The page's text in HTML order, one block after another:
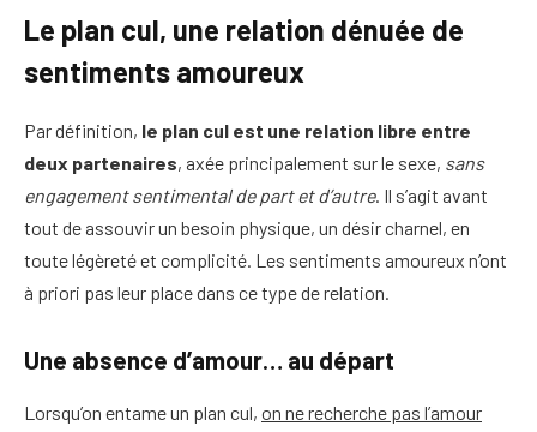
Le plan cul, une relation dénuée de
sentiments amoureux
Par définition, le plan cul est une relation libre entre
deux partenaires, axée principalement sur le sexe, sans
engagement sentimental de part et d’autre. Il s’agit avant
tout de assouvir un besoin physique, un désir charnel, en
toute légèreté et complicité. Les sentiments amoureux n’ont
à priori pas leur place dans ce type de relation.
Une absence d’amour… au départ
Lorsqu’on entame un plan cul, on ne recherche pas l’amour